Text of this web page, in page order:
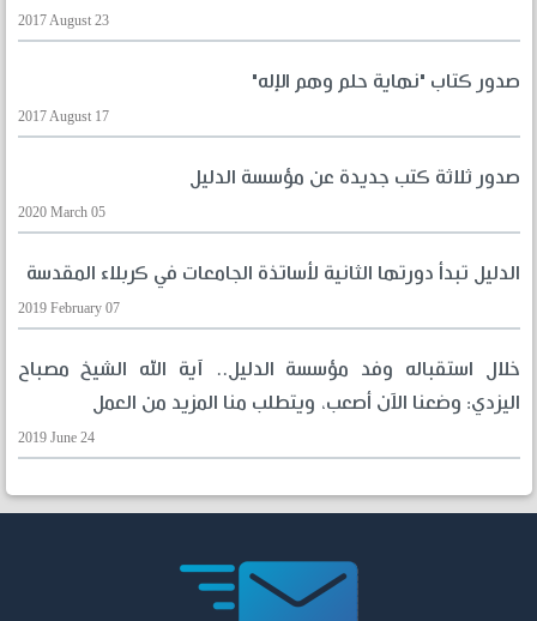
2017 August 23
صدور كتاب "نهاية حلم وهم الإله"
2017 August 17
صدور ثلاثة كتب جديدة عن مؤسسة الدليل
2020 March 05
الدليل تبدأ دورتها الثانية لأساتذة الجامعات في كربلاء المقدسة
2019 February 07
خلال استقباله وفد مؤسسة الدليل.. آية الله الشيخ مصباح
اليزدي: وضعنا الآن أصعب، ويتطلب منا المزيد من العمل
2019 June 24